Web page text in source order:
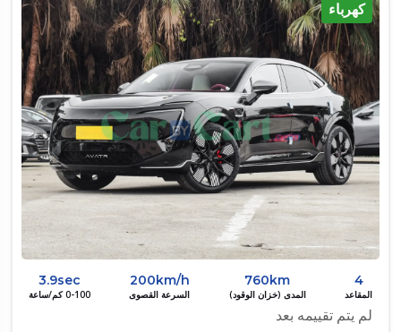
كهرباء
4
المقاعد
760km
المدى (خزان الوقود)
200km/h
السرعة القصوى
3.9sec
0-100 كم/ساعة
لم يتم تقييمه بعد